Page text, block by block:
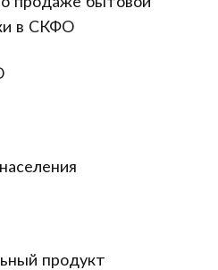
в СКФО
продукт